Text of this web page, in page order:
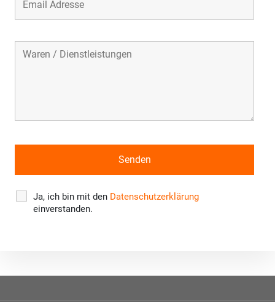
Ja, ich bin mit den Datenschutzerklärung
einverstanden.